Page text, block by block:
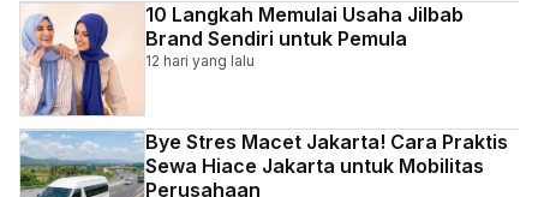
10 Langkah Memulai Usaha Jilbab
Brand Sendiri untuk Pemula
12 hari yang lalu
Bye Stres Macet Jakarta! Cara Praktis
Sewa Hiace Jakarta untuk Mobilitas
Perusahaan